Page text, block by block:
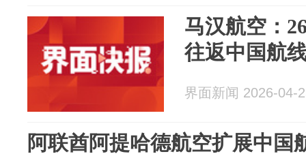
马汉航空：
往返中国航
界面新闻 2026-04-
阿联酋阿提哈德航空扩展中国